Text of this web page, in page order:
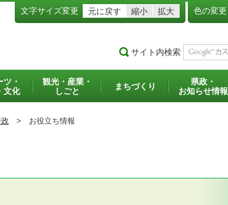
文字サイズ変更 元に戻す 縮小 拡大 色の変更
サイト内検索
ツ・
文化
観光・産業・
しごと
まちづくり
県政・
お知らせ情報
> お役立ち情報